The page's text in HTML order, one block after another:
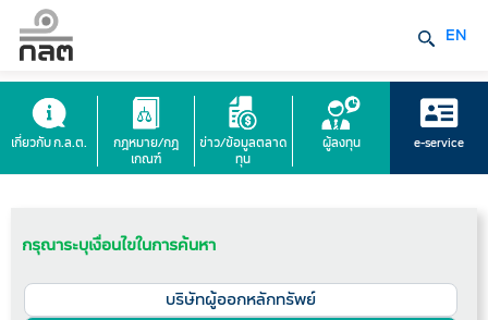
EN
เกี่ยวกับ ก.ล.ต.
กฎหมาย/กฎ
เกณฑ์
ข่าว/ข้อมูลตลาด
ทุน
ผู้ลงทุน e-service
กรุณาระบุเงื่อนไขในการค้นหา
บริษัทผู้ออกหลักทรัพย์